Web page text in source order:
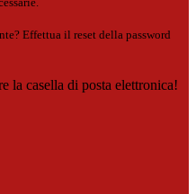
Effettua il reset della password
la casella di posta elettronica!